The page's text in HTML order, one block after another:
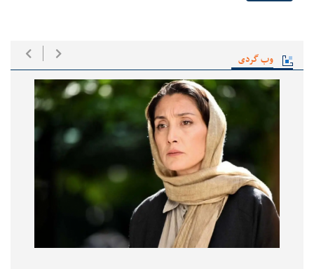
وب گردی